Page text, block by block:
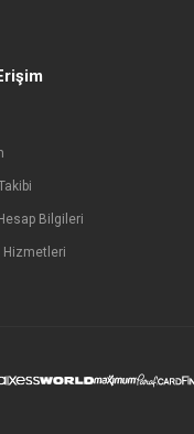
Bilgileri
Hizmetleri